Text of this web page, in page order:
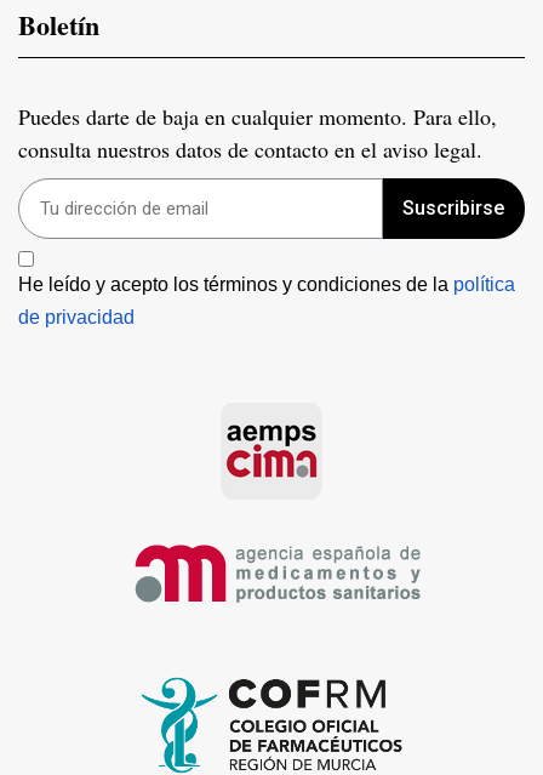
Boletín
Puedes darte de baja en cualquier momento. Para ello,
consulta nuestros datos de contacto en el aviso legal.
Suscribirse
He leído y acepto los términos y condiciones de la política
de privacidad